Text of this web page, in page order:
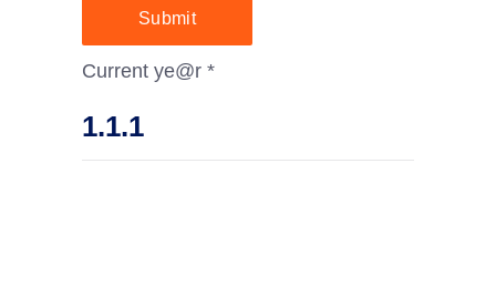
Submit
Current ye@r *